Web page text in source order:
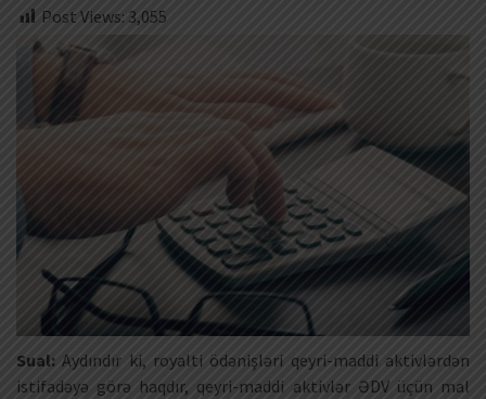
Post Views: 3,055
Sual: Aydındır ki, royalti ödənişləri qeyri-maddi aktivlərdən
istifadəyə görə haqdır, qeyri-maddi aktivlər ƏDV üçün mal